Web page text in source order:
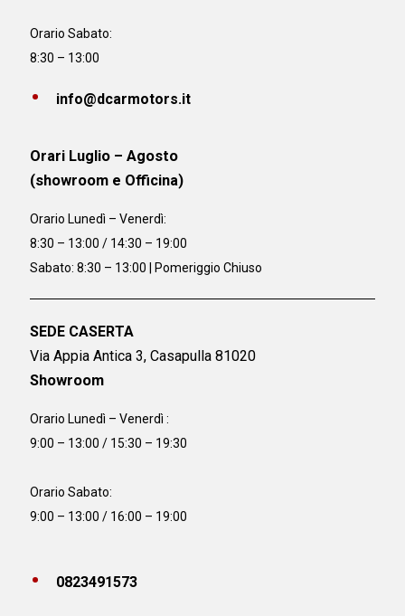
Orario Sabato:
8:30 – 13:00
info@dcarmotors.it
Orari Luglio – Agosto
(showroom e Officina)
Orario Lunedì – Venerdì:
8:30 – 13:00 / 14:30 – 19:00
Sabato: 8:30 – 13:00 | Pomeriggio Chiuso
SEDE CASERTA
Via Appia Antica 3, Casapulla 81020
Showroom
Orario Lunedì – Venerdì :
9:00 – 13:00 / 15:30 – 19:30
Orario Sabato:
9:00 – 13:00 / 16:00 – 19:00
0823491573